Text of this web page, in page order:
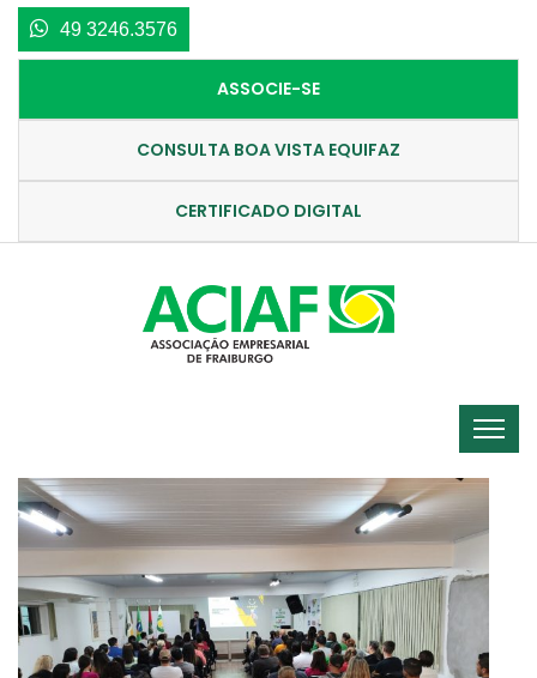
49 3246.3576
ASSOCIE-SE
CONSULTA BOA VISTA EQUIFAZ
CERTIFICADO DIGITAL